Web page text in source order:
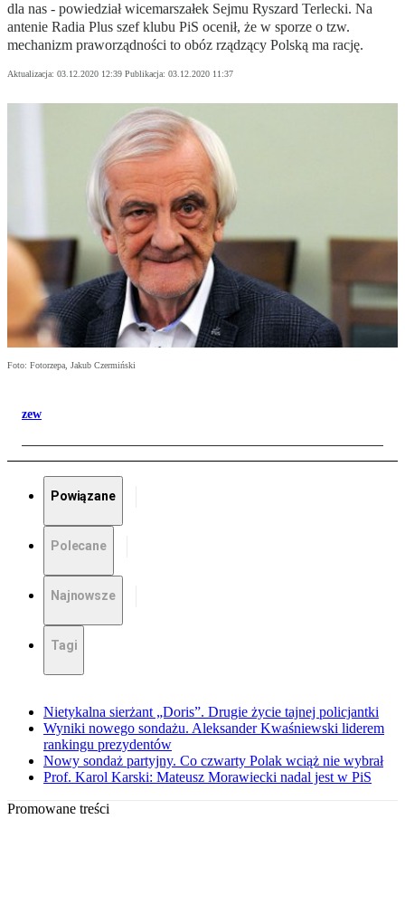
dla nas - powiedział wicemarszałek Sejmu Ryszard Terlecki. Na
antenie Radia Plus szef klubu PiS ocenił, że w sporze o tzw.
mechanizm praworządności to obóz rządzący Polską ma rację.
Aktualizacja: 03.12.2020 12:39 Publikacja: 03.12.2020 11:37
Foto: Fotorzepa, Jakub Czermiński
zew
Powiązane
Polecane
Najnowsze
Tagi
Nietykalna sierżant „Doris”. Drugie życie tajnej policjantki
Wyniki nowego sondażu. Aleksander Kwaśniewski liderem
rankingu prezydentów
Nowy sondaż partyjny. Co czwarty Polak wciąż nie wybrał
Prof. Karol Karski: Mateusz Morawiecki nadal jest w PiS
Promowane treści